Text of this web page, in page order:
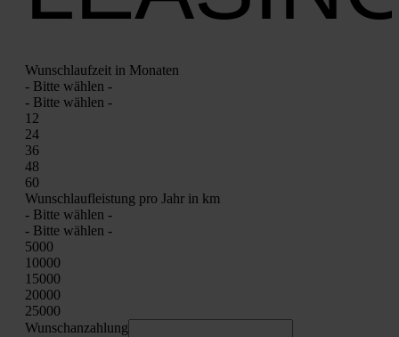
Wunsch­lauf­zeit in Mona­ten
- Bit­te wäh­len -
- Bit­te wäh­len -
12
24
36
48
60
Wunsch­lauf­leis­tung pro Jahr in km
- Bit­te wäh­len -
- Bit­te wäh­len -
5000
10000
15000
20000
25000
Wunschan­zah­lung